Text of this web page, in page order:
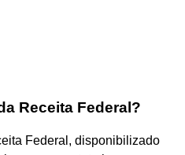
Receita Federal?
Federal, disponibilizado